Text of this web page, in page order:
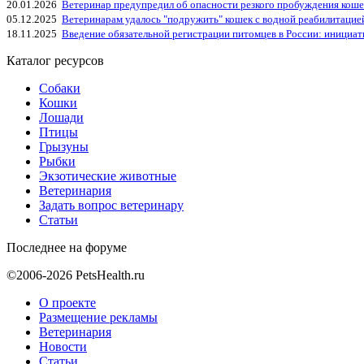
20.01.2026 Ветеринар предупредил об опасности резкого пробуждения
05.12.2025 Ветеринарам удалось "подружить" кошек с водной
18.11.2025 Введение обязательной регистрации питомцев в России:
Каталог ресурсов
Собаки
Кошки
Лошади
Птицы
Грызуны
Рыбки
Экзотические животные
Ветеринария
Задать вопрос ветеринару
Статьи
Последнее на форуме
©2006-2026 PetsHealth.ru
О проекте
Размещение рекламы
Ветеринария
Новости
Статьи